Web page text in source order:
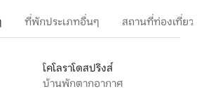
ที่พักประเภทอื่นๆ สถานที่ท่องเที่ย
โคโลราโดสปริงส์
บ้านพักตากอากาศ